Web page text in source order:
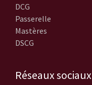
DCG
Passerelle
Mastères
DSCG
Réseaux sociaux